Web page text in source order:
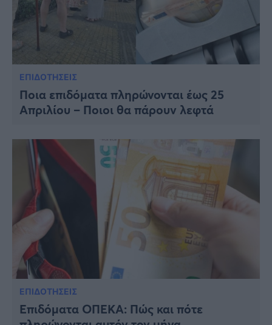
ΕΠΙΔΟΤΗΣΕΙΣ
Ποια επιδόματα πληρώνονται έως 25
Απριλίου – Ποιοι θα πάρουν λεφτά
ΕΠΙΔΟΤΗΣΕΙΣ
Επιδόματα ΟΠΕΚΑ: Πώς και πότε